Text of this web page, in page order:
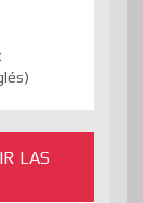
LAS